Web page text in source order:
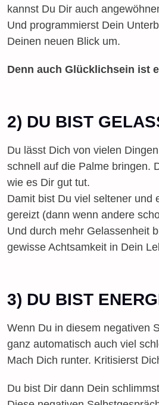
kannst Du Dir auch
Und programmierst Dein
Deinen neuen Blick um.
Denn auch Glücklichsein ist
2) DU BIST
Du lässt Dich von vielen
schnell auf die Palme bringen.
wie es Dir gut tut.
Damit bist Du viel seltener und
gereizt (dann wenn andere
Und durch mehr Gelassenheit
gewisse Achtsamkeit in Dein
3) DU BIST
Wenn Du in diesem negativen
ganz automatisch auch viel
Mach Dich runter. Kritisierst
Du bist Dir dann Dein